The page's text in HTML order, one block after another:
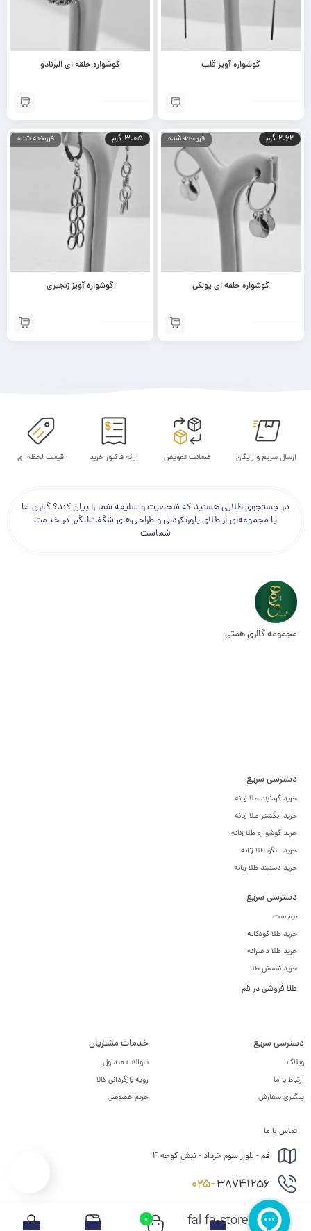
گوشواره آویز قلب گوشواره حلقه ای البرنادو
فروخته شده 2.62 گرم
گوشواره حلقه ای پولکی
فروخته شده 3.05 گرم
گوشواره آویز زنجیری
fal fa-store
0
ارسال سریع و رایگان ضمانت تعویض ارائه فاکتور خرید قیمت لحظه ای
در جستجوی طلایی هستید که شخصیت و سلیقه شما را بیان کند؟ گالری ما
با مجموعه‌ای از طلای باورنکردنی و طراحی‌های شگفت‌انگیز در خدمت
شماست
مجموعه گالری همتی
دسترسی سریع
خرید گردنبند طلا زنانه
خرید انگشتر طلا زنانه
خرید گوشواره طلا زنانه
خرید النگو طلا زنانه
خرید دستبند طلا زنانه
دسترسی سریع
نیم ست
خرید طلا کودکانه
خرید طلا دخترانه
خرید شمش طلا
طلا فروشی در قم
دسترسی سریع
وبلاگ
ارتباط با ما
پیگیری سفارش
خدمات مشتریان
سوالات متداول
رویه بازگردانی کالا
حریم خصوصی
تماس با ما
قم - بلوار سوم خرداد - نبش کوچه ۴
025-38741256